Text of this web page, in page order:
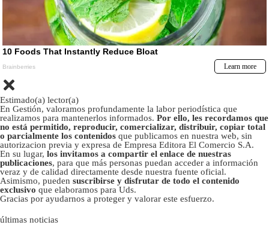
Estimado(a) lector(a)
En Gestión, valoramos profundamente la labor periodística que
realizamos para mantenerlos informados. Por ello, les recordamos que
no está permitido, reproducir, comercializar, distribuir, copiar total
o parcialmente los contenidos que publicamos en nuestra web, sin
autorizacion previa y expresa de Empresa Editora El Comercio S.A.
En su lugar, los invitamos a compartir el enlace de nuestras
publicaciones, para que más personas puedan acceder a información
veraz y de calidad directamente desde nuestra fuente oficial.
Asimismo, pueden suscribirse y disfrutar de todo el contenido
exclusivo que elaboramos para Uds.
Gracias por ayudarnos a proteger y valorar este esfuerzo.
últimas noticias